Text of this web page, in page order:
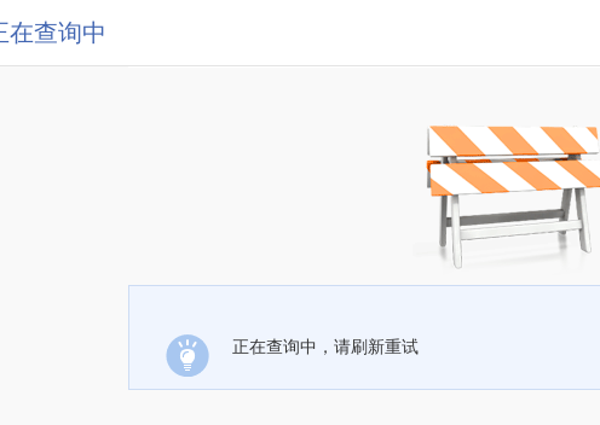
在查询中
正在查询中，请刷新重试